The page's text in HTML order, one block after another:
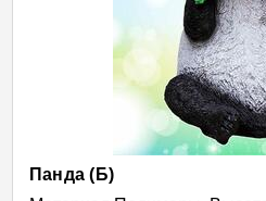
Панда (Б)